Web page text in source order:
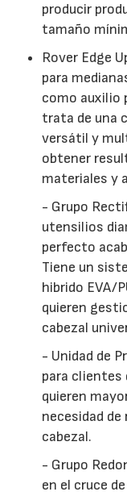
producir
tamaño
Rover Edge
para
como auxilio
trata de una
versátil y
obtener
materiales y
- Grupo
utensilios
perfecto
Tiene un
hibrido EVA/
quieren
cabezal
- Unidad de
para clientes
quieren
necesidad
cabezal.
- Grupo
en el cruce